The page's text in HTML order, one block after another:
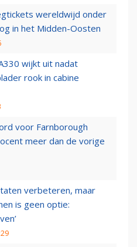
wereldwijd onder
in het Midden-Oosten
wijkt uit nadat
rook in cabine
voor Farnborough
meer dan de vorige
verbeteren, maar
is geen optie: